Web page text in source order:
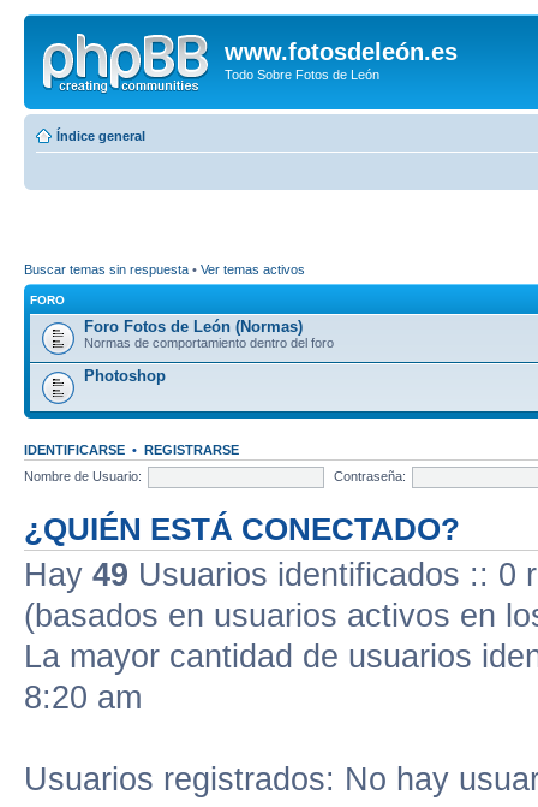
www.fotosdeleón.es
Todo Sobre Fotos de León
Índice general
Buscar temas sin respuesta • Ver temas activos
FORO
Foro Fotos de León (Normas)
Normas de comportamiento dentro del foro
Photoshop
IDENTIFICARSE • REGISTRARSE
Nombre de Usuario:
Contraseña:
¿QUIÉN ESTÁ CONECTADO?
Hay 49 Usuarios identificados :: 0
(basados en usuarios activos en
La mayor cantidad de usuarios
8:20 am
Usuarios registrados: No hay